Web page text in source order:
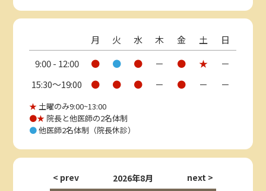
月 火 水 木 金 土
日
9:00 - 12:00
● ● ● － ● ★
－
15:30〜19:00
● ● ● － ● － －
★土曜のみ9:00~13:00
●★ 院長と他医師の2名体制
●他医師2名体制（院長休診）
2026年8月